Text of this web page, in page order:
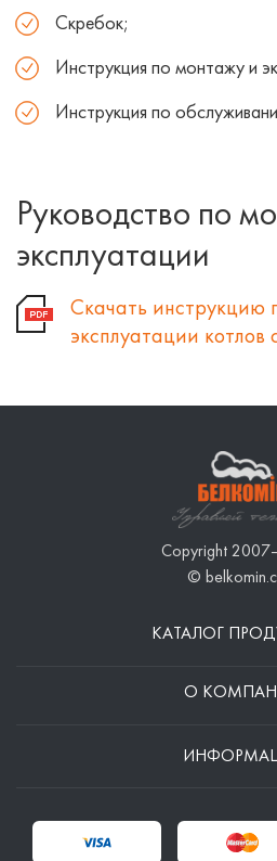
Скребок;
Инструкция по монтажу и
Инструкция по
Руководство по
эксплуатации
Скачать инструкцию
эксплуатации котлов
Copyright
©
КАТАЛОГ
О